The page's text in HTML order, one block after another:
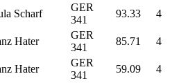
Scharf
GER
341
93.33 4
Hater
GER
341
85.71 4
Hater
GER
341
59.09 4